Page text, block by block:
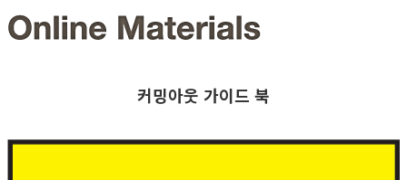
커밍아웃 가이드 북